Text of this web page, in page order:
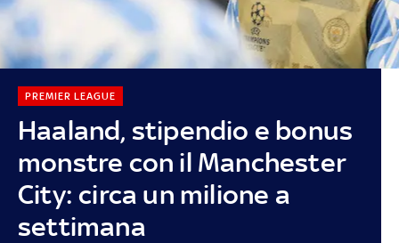
Haaland, stipendio e bonus
monstre con il Manchester
City: circa un milione a
settimana
PREMIER LEAGUE